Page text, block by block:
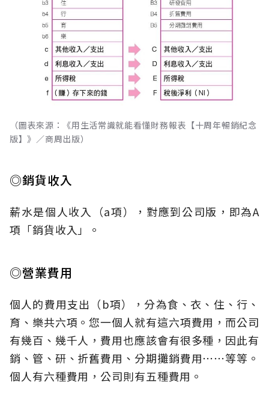
（圖表來源：《用生活常識就能看懂財務報表【十周年暢銷紀念
版】》／商周出版）
◎銷貨收入
薪水是個人收入（a項），對應到公司版，即為A
項「銷貨收入」。
◎營業費用
個人的費用支出（b項），分為食、衣、住、行、
育、樂共六項。您一個人就有這六項費用，而公司
有幾百、幾千人，費用也應該會有很多種，因此有
銷、管、研、折舊費用、分期攤銷費用⋯⋯等等。
個人有六種費用，公司則有五種費用。